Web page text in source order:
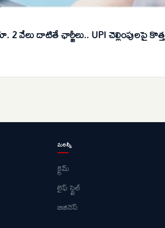
2 వేలు దాటితే ఛార్జీలు.. UPI చెల్లింపులపై కొత్త
మరిన్నీ
క్రైమ్
లైఫ్ స్టైల్
బిజినెస్